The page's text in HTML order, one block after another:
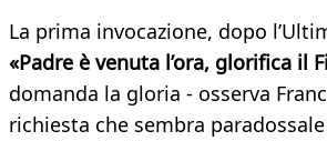
La prima invocazione, dopo
«Padre è venuta l’ora, glorifica il
domanda la gloria - osserva
richiesta che sembra